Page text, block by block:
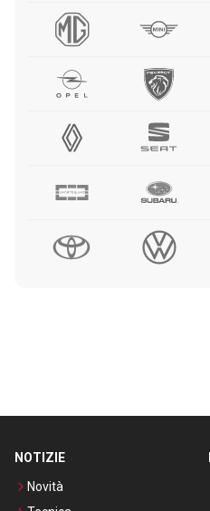
NOTIZIE
Novità